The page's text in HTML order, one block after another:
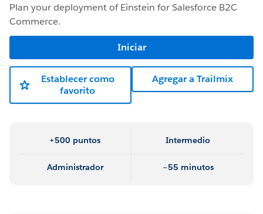
Plan your deployment of Einstein for Salesforce B2C
Commerce.
Iniciar
Establecer como
favorito
Agregar a Trailmix
+500 puntos Intermedio
Administrador ~55 minutos